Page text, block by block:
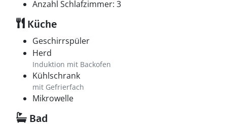
Anzahl Schlafzimmer: 3
Küche
Geschirrspüler
Herd
Induktion mit Backofen
Kühlschrank
mit Gefrierfach
Mikrowelle
Bad